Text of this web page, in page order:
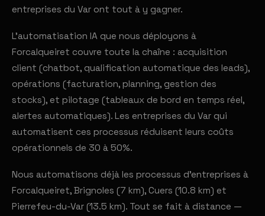
entreprises du Var ont tout à y gagner.
L'automatisation IA que nous déployons à
Forcalqueiret couvre toute la chaîne : acquisition
client (chatbot, qualification automatique des leads),
opérations (facturation, planning, gestion des
stocks), et pilotage (tableaux de bord en temps réel,
alertes automatiques). Les entreprises du Var qui
automatisent ces processus réduisent leurs coûts
opérationnels de 30 à 50%.
Nous automatisons déjà les processus d'entreprises à
Forcalqueiret, Brignoles (7 km), Cuers (10.8 km) et
Pierrefeu-du-Var (13.5 km). Tout se fait à distance —